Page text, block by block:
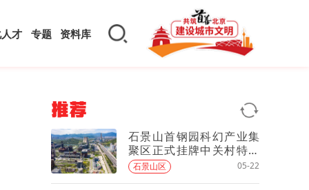
才 专题 资料库
推荐
石景山首钢园科幻产业集
聚区正式挂牌中关村特色
产业园
石景山区 05-22